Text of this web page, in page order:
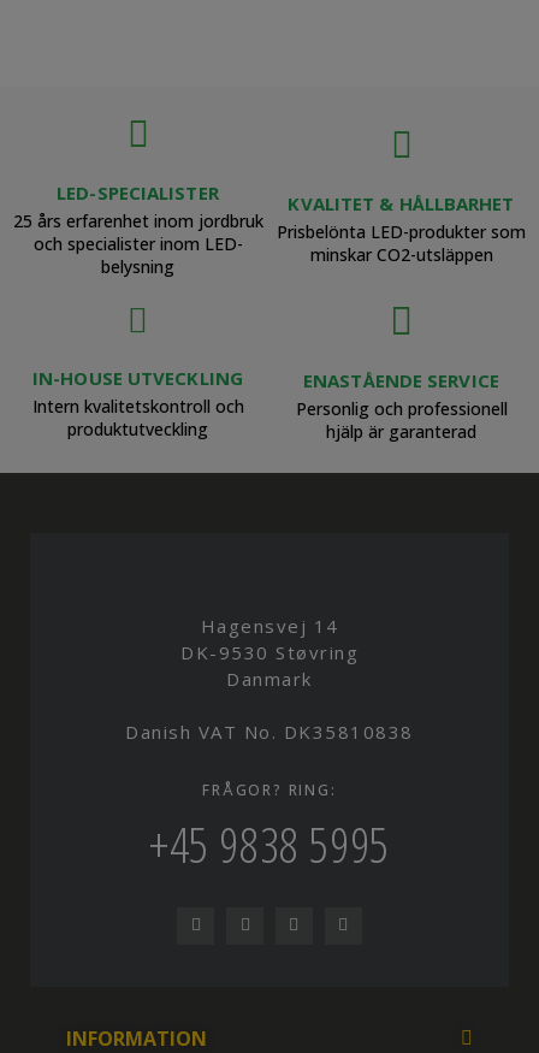
LED-SPECIALISTER
25 års erfarenhet inom jordbruk
och specialister inom LED-
belysning
KVALITET & HÅLLBARHET
Prisbelönta LED-produkter som
minskar CO2-utsläppen
IN-HOUSE UTVECKLING
Intern kvalitetskontroll och
produktutveckling
ENASTÅENDE SERVICE
Personlig och professionell
hjälp är garanterad
Hagensvej 14
DK-9530 Støvring
Danmark
Danish VAT No. DK35810838
FRÅGOR? RING:
+45 9838 5995
INFORMATION